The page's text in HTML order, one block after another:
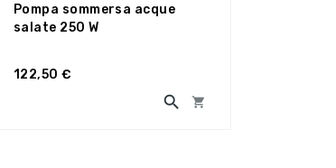
Pompa sommersa acque
salate 250 W
122,50 €

